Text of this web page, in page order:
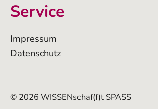
Service
Impressum
Datenschutz
© 2026 WISSENschaf(f)t SPASS